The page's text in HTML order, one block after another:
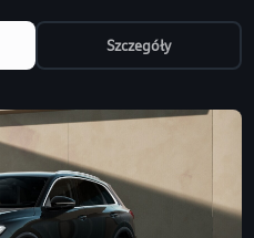
Szczegóły